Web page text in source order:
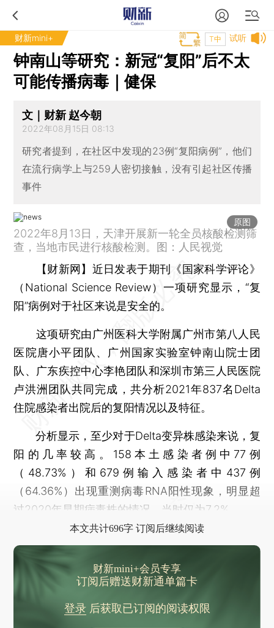
财新mini+ 试听
T中
钟南山等研究：新冠“复阳”后不太
可能传播病毒｜健保
文｜财新 赵今朝
2022年08月15日 08:13
研究者提到，在社区中发现的23例“复阳病例”，他们
在流行病学上与259人密切接触，没有引起社区传播
事件
原图
2022年8月13日，天津开展新一轮全员核酸检测筛
查，当地市民进行核酸检测。图：人民视觉
【财新网】 近日发表于期刊《国家科学评论》
（National Science Review）一项研究显示，“复
阳”病例对于社区来说是安全的。
这项研究由广州医科大学附属广州市第八人民
医院唐小平团队、广州国家实验室钟南山院士团
队、广东疾控中心李艳团队和深圳市第三人民医院
卢洪洲团队共同完成，共分析2021年837名Delta
住院感染者出院后的复阳情况以及特征。
分析显示，至少对于Delta变异株感染来说，复
阳的几率较高。158本土感染者例中77例
（48.73%）和679例输入感染者中437例
（64.36%）出现重测病毒RNA阳性现象，明显超
过2020年早期病毒株的情况，当时仅为7.2%。
本文共计696字 订阅后继续阅读
财新mini+会员专享
订阅后赠送财新通单篇卡
登录后获取已订阅的阅读权限